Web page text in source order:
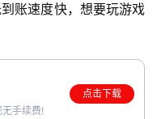
账速度快，想要玩游戏
手续费!
点击下载